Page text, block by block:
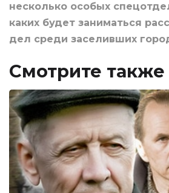
несколько особых
каких будет заниматься
дел среди заселивших
Смотрите также